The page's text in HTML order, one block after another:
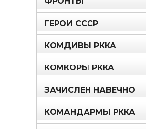
ГЕРОИ СССР
КОМДИВЫ РККА
КОМКОРЫ РККА
ЗАЧИСЛЕН НАВЕЧНО
КОМАНДАРМЫ РККА